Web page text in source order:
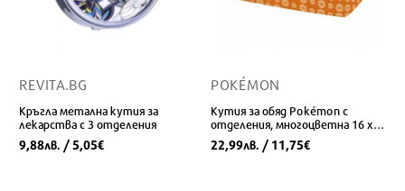
REVITA.BG
Кръгла метална кутия за
лекарства с 3 отделения
9,88лв. / 5,05€
POKÉMON
Кутия за обяд Pokémon с
отделения, многоцветна 16 x 6
x 12,5 см
22,99лв. / 11,75€